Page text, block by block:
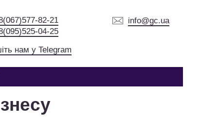
82-21
04-25
нам у Telegram
info@gc.ua